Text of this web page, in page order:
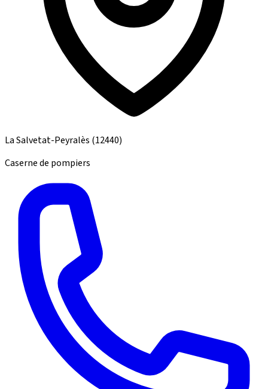
La Salvetat-Peyralès (12440)
Caserne de pompiers